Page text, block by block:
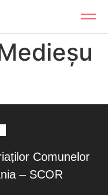
Comunelor
– SCOR